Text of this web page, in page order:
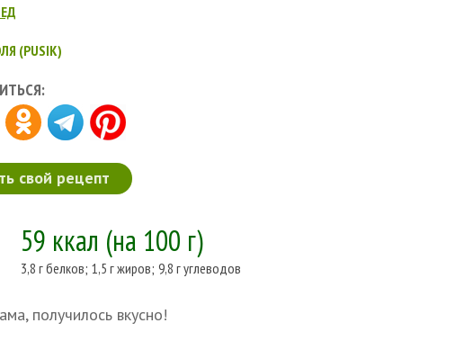
(PUSIK)
свой рецепт
59 ккал (на 100 г)
3,8 г белков; 1,5 г жиров; 9,8 г углеводов
получилось вкусно!